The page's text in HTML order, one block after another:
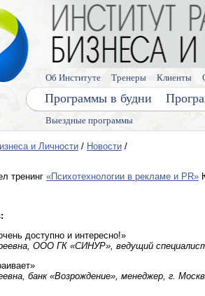
Выездные программы
Программы в будни
Об Институте Тренеры Клиенты
и Личности / Новости /
тренинг «Психотехнологии в рекламе и PR»
доступно и интересно!»
ООО ГК «СИНУР», ведущий
банк «Возрождение», менеджер, г.